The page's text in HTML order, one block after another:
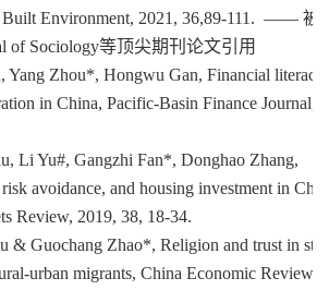
Built Environment, 2021, 36,89-111. —— 被
of Sociology等顶尖期刊论文引用
Yang Zhou*, Hongwu Gan, Financial literacy
in China, Pacific-Basin Finance Journal,
Li Yu#, Gangzhi Fan*, Donghao Zhang,
avoidance, and housing investment in
Review, 2019, 38, 18-34.
& Guochang Zhao*, Religion and trust in
urban migrants, China Economic Review,